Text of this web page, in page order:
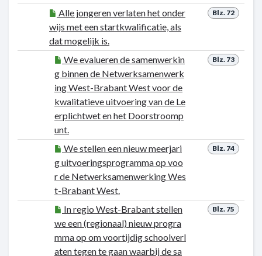
Blz. 72
Alle jongeren verlaten het onder
wijs met een startkwalificatie, als
dat mogelijk is.
Blz. 73
We evalueren de samenwerkin
g binnen de Netwerksamenwerk
ing West-Brabant West voor de
kwalitatieve uitvoering van de Le
erplichtwet en het Doorstroomp
unt.
Blz. 74
We stellen een nieuw meerjari
g uitvoeringsprogramma op voo
r de Netwerksamenwerking Wes
t-Brabant West.
Blz. 75
In regio West-Brabant stellen
we een (regionaal) nieuw progra
mma op om voortijdig schoolverl
aten tegen te gaan waarbij de sa